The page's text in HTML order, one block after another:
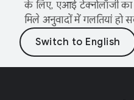
के लिए, एआई टेक्नोलॉजी
मिले अनुवादों में गलतियां हो